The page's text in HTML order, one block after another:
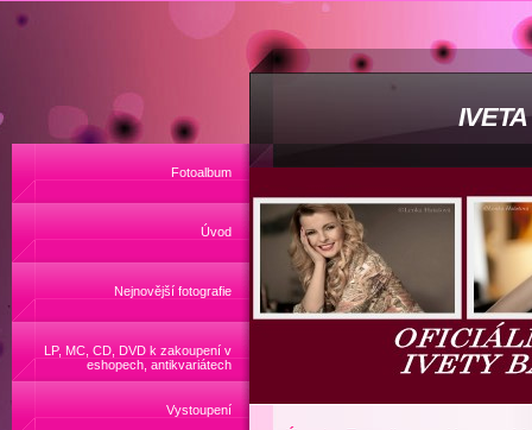
Fotoalbum
Úvod
Nejnovější fotografie
LP, MC, CD, DVD k zakoupení v
eshopech, antikvariátech
Vystoupení